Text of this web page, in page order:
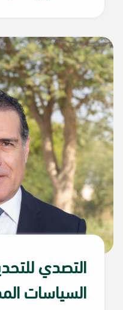
التصدي
السياسات